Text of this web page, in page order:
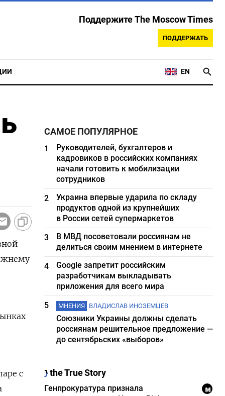
Поддержите The Moscow Times
ПОДДЕРЖАТЬ
EN
с
САМОЕ ПОПУЛЯРНОЕ
1
Руководителей, бухгалтеров и
кадровиков в российских компаниях
начали готовить к мобилизации
сотрудников
2
Украина впервые ударила по складу
продуктов одной из крупнейших
в России сетей супермаркетов
3
В МВД посоветовали россиянам не
делиться своим мнением в интернете
4
Google запретит российским
разработчикам выкладывать
приложения для всего мира
5
МНЕНИЯ ВЛАДИСЛАВ ИНОЗЕМЦЕВ
Союзники Украины должны сделать
россиянам решительное предложение —
до сентябрьских «выборов»